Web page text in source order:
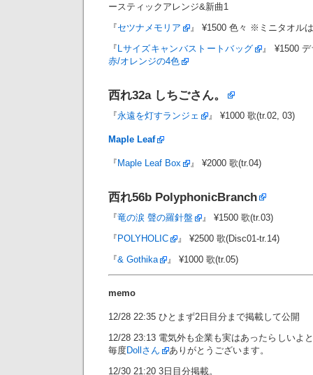
ースティックアレンジ&新曲1
『セツナメモリア
』 ¥1500 色々 ※ミニタオル
『Lサイズキャンバストートバッグ
』 ¥1500
赤/オレンジの4色
西れ32a しちごさん。
『永遠を灯すランジェ 』 ¥1000 歌(tr.02, 03)
Maple Leaf
『Maple Leaf Box 』 ¥2000 歌(tr.04)
西れ56b PolyphonicBranch
『竜の涙 聲の羅針盤
』 ¥1500 歌(tr.03)
『POLYHOLIC
』 ¥2500 歌(Disc01-tr.14)
『& Gothika 』 ¥1000 歌(tr.05)
memo
12/28 22:35 ひとまず2日目分まで掲載して公開
12/28 23:13 電気外も企業も実はあったらしいよ
毎度Dollさん
ありがとうございます。
12/30 21:20 3日目分掲載。